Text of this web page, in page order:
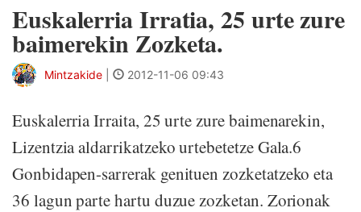
Euskalerria Irratia, 25 urte zure
baimerekin Zozketa.
Mintzakide 2012-11-06 09:43
Euskalerria Irraita, 25 urte zure baimenarekin,
Lizentzia aldarrikatzeko urtebetetze Gala.6
Gonbidapen-sarrerak genituen zozketatzeko eta
36 lagun parte hartu duzue zozketan. Zorionak